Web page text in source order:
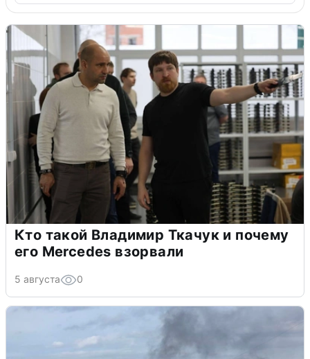
Кто такой Владимир Ткачук и почему
его Mercedes взорвали
5 августа 0